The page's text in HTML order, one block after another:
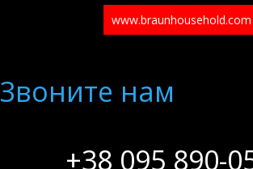
www.braunhousehold.com
Звоните нам
+38 095 890-